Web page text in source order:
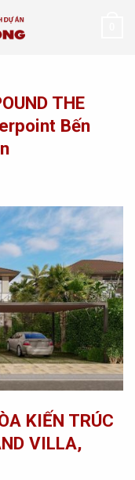
THE
Bến
KIẾN TRÚC
VILLA,